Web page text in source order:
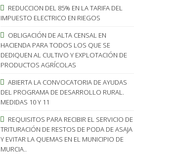
REDUCCION DEL 85% EN LA TARIFA DEL
IMPUESTO ELECTRICO EN RIEGOS
OBLIGACIÓN DE ALTA CENSAL EN
HACIENDA PARA TODOS LOS QUE SE
DEDIQUEN AL CULTIVO Y EXPLOTACIÓN DE
PRODUCTOS AGRÍCOLAS
ABIERTA LA CONVOCATORIA DE AYUDAS
DEL PROGRAMA DE DESARROLLO RURAL.
MEDIDAS 10 Y 11
REQUISITOS PARA RECIBIR EL SERVICIO DE
TRITURACIÓN DE RESTOS DE PODA DE ASAJA
Y EVITAR LA QUEMAS EN EL MUNICIPIO DE
MURCIA..